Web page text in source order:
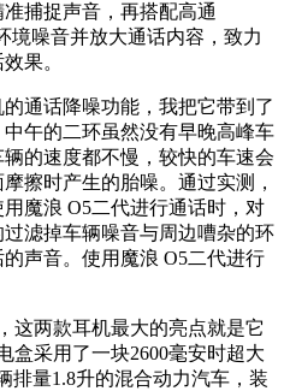
捕捉声音，再搭配高通
境噪音并放大通话内容，致力
果。
通话降噪功能，我把它带到了
午的二环虽然没有早晚高峰车
的速度都不慢，较快的车速会
擦时产生的胎噪。通过实测，
魔浪 O5二代进行通话时，对
滤掉车辆噪音与周边嘈杂的环
声音。使用魔浪 O5二代进行
这两款耳机最大的亮点就是它
盒采用了一块2600毫安时超大
排量1.8升的混合动力汽车，装